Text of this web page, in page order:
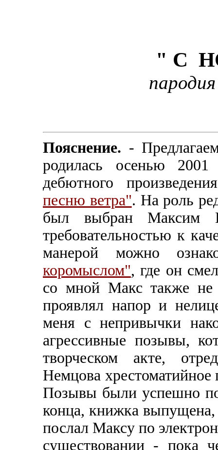
" С
Пояснение. -
родилась осенью 2001
дебютного
песню ветра". На роль
был выбран Максим
требовательностью к
манерой можно
коромыслом", где он
со мной Макс также не
проявлял напор и
меня с непривычки
агрессивные позывы,
творческом акте,
Немцова хрестоматийное
Позывы были успешно
конца, книжка
послал Максу по
существовании - пока